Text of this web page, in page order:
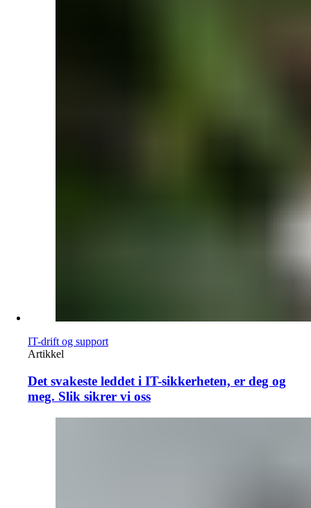
IT-drift og support
Artikkel
Det svakeste leddet i IT-sikkerheten, er deg og
meg. Slik sikrer vi oss